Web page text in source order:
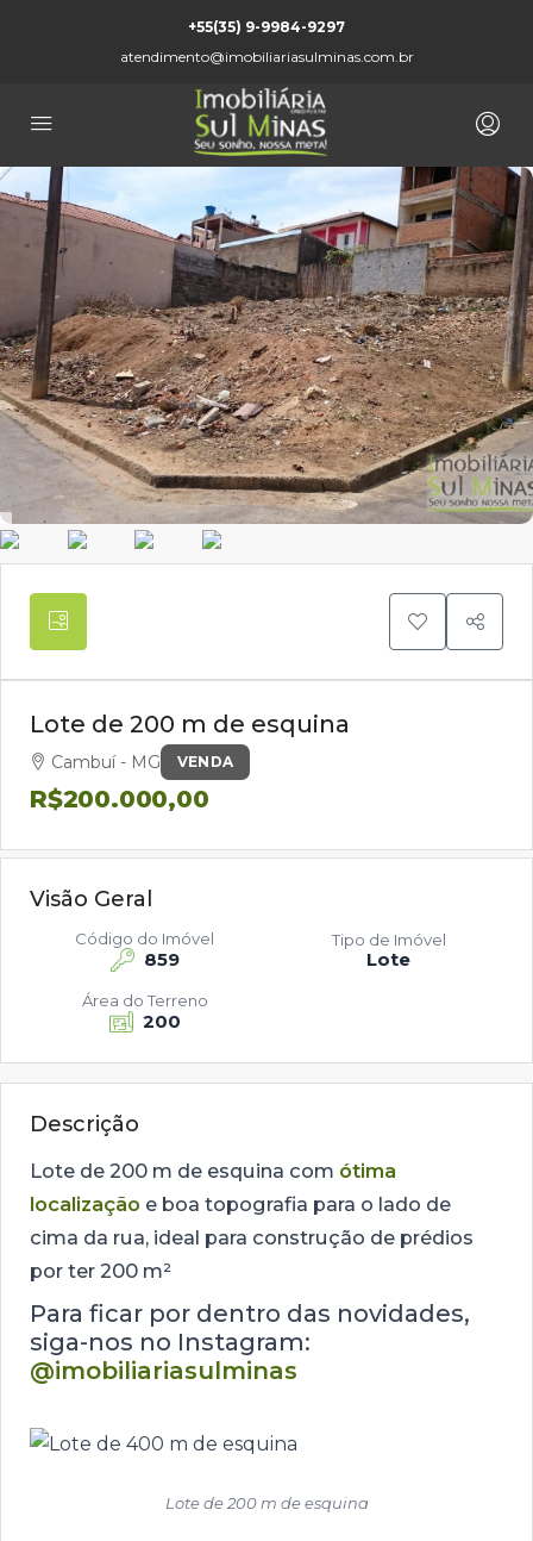
+55(35) 9-9984-9297
atendimento@imobiliariasulminas.com.br
VENDA
Lote de 200 m de esquina
Cambuí - MG
R$200.000,00
Visão Geral
859
Código do Imóvel
Lote
Tipo de Imóvel
200
Área do Terreno
Descrição
Lote de 200 m de esquina com ótima
localização e boa topografia para o lado de
cima da rua, ideal para construção de prédios
por ter 200 m²
Para ficar por dentro das novidades,
siga-nos no Instagram:
@imobiliariasulminas
Lote de 200 m de esquina